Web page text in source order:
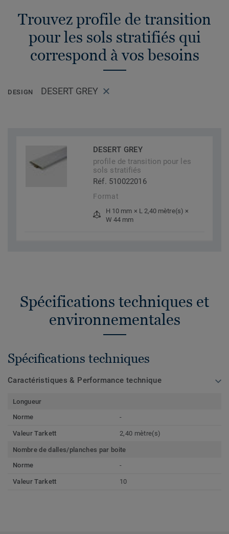
Trouvez profile de transition
pour les sols stratifiés qui
correspond à vos besoins
DESIGN DESERT GREY
DESERT GREY
profile de transition pour les
sols stratifiés
Réf. 510022016
Format
H 10 mm × L 2,40 mètre(s) ×
W 44 mm
Spécifications techniques et
environnementales
Spécifications techniques
Caractéristiques & Performance technique
Longueur
Norme
-
Valeur Tarkett 2,40 mètre(s)
Nombre de dalles/planches par boite
Norme
-
Valeur Tarkett 10